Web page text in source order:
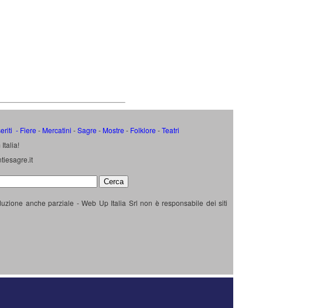
- Fiere - Mercatini -Sagre - Mostre - Folklore -Teatri
anche parziale - Web Up Italia Srl non è responsabile dei siti